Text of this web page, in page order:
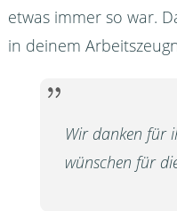
etwas immer so war.
in deinem
Wir danken für
wünschen für